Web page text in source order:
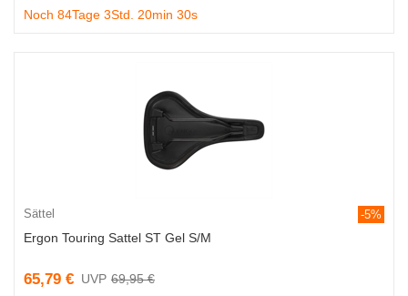
Noch 84Tage 3Std. 20min 29s
Sättel -5%
Ergon Touring Sattel ST Gel S/M
65,79 € 69,95 €